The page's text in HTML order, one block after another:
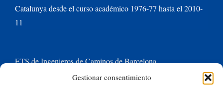
Gestionar consentimiento
Catalunya desde el curso académico 1976-77 hasta el 2010-
11
ETS de Ingenieros de Caminos de Barcelona
Universitat Politècnica de Catalunya BarcelonaTech